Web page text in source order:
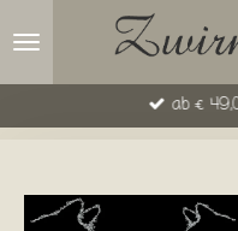
Hauptinhalt
ab €